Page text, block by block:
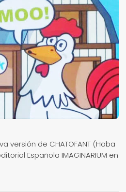
versión de CHATOFANT (Haba
Española IMAGINARIUM en